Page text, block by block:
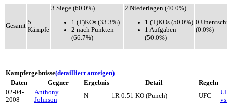
Gesamt 5
Kämpfe
3 Siege (60.0%)
1 (T)KOs (33.3%)
2 nach Punkten
(66.7%)
2 Niederlagen (40.0%)
1 (T)KOs (50.0%)
1 Aufgaben
(50.0%)
0
(0.0%)
Kampfergebnisse(detailliert anzeigen)
Daten
Gegner Ergebnis Detail
Regeln
02-04-
2008
Anthony
Johnson
N 1R 0:51 KO (Punch) UFC